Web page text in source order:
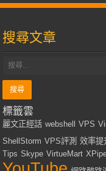
搜尋文章
標籤雲
麗文正經話 webshell VPS
ShellStorm VPS評測 效率提
Tips Skype VirtueMart